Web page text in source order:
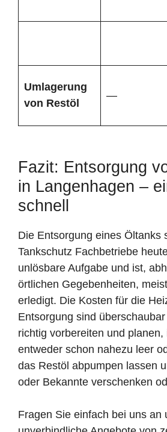
Umlagerung
von Restöl
—
Fazit: Entsorgung
in Langenhagen –
schnell
Die Entsorgung eines Öltanks
Tankschutz Fachbetriebe
unlösbare Aufgabe und ist,
örtlichen Gegebenheiten,
erledigt. Die Kosten für die
Entsorgung sind
richtig vorbereiten und
entweder schon nahezu leer
das Restöl abpumpen lassen
oder Bekannte verschenken
Fragen Sie einfach bei uns an